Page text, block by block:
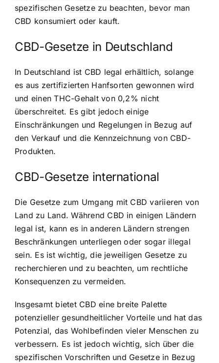
spezifischen Gesetze zu beachten, bevor man
CBD konsumiert oder kauft.
CBD-Gesetze in Deutschland
In Deutschland ist CBD legal erhältlich, solange
es aus zertifizierten Hanfsorten gewonnen wird
und einen THC-Gehalt von 0,2% nicht
überschreitet. Es gibt jedoch einige
Einschränkungen und Regelungen in Bezug auf
den Verkauf und die Kennzeichnung von CBD-
Produkten.
CBD-Gesetze international
Die Gesetze zum Umgang mit CBD variieren von
Land zu Land. Während CBD in einigen Ländern
legal ist, kann es in anderen Ländern strengen
Beschränkungen unterliegen oder sogar illegal
sein. Es ist wichtig, die jeweiligen Gesetze zu
recherchieren und zu beachten, um rechtliche
Konsequenzen zu vermeiden.
Insgesamt bietet CBD eine breite Palette
potenzieller gesundheitlicher Vorteile und hat das
Potenzial, das Wohlbefinden vieler Menschen zu
verbessern. Es ist jedoch wichtig, sich über die
spezifischen Vorschriften und Gesetze in Bezug